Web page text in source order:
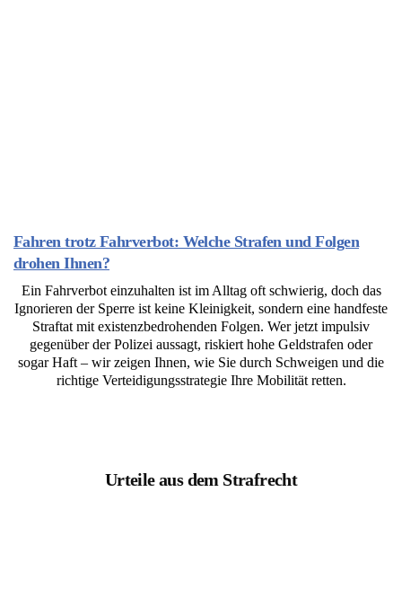
Fahren trotz Fahrverbot: Welche Strafen und Folgen
drohen Ihnen?
Ein Fahrverbot einzuhalten ist im Alltag oft schwierig, doch das
Ignorieren der Sperre ist keine Kleinigkeit, sondern eine handfeste
Straftat mit existenzbedrohenden Folgen. Wer jetzt impulsiv
gegenüber der Polizei aussagt, riskiert hohe Geldstrafen oder
sogar Haft – wir zeigen Ihnen, wie Sie durch Schweigen und die
richtige Verteidigungsstrategie Ihre Mobilität retten.
Urteile aus dem Strafrecht